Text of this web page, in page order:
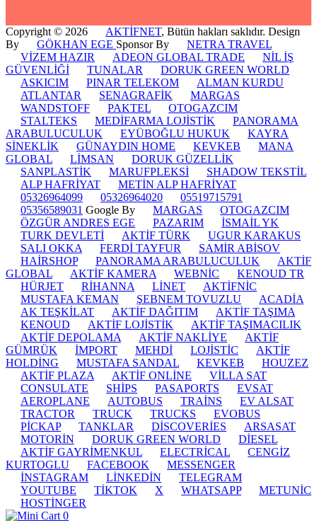
Copyright © 2026 AKTİFNET, Bütün hakları saklıdır. Design
By
GÖKHAN EGE Sponsor By
NETRA TRAVEL
VİZEM HAZIR
ADEON GLOBAL TRADE
NİL İŞ
GÜVENLİĞİ
TUNALAR
DORUK GREEN WORLD
ASKICIM
PINAR TELEKOM
ALMAN KURDU
ATLANTAR
SENAGRAFİK
MARGAS
WANDSTOFF
PAKTEL
OTOGAZCIM
STALTEKS
MEDİFARMA LOJİSTİK
PANORAMA
ARABULUCULUK
EYÜBOĞLU HUKUK
KAYRA
SİNEKLİK
GÜNAYDIN HOME KEVKEB
MANA
GLOBAL
LİMSAN
DORUK GÜZELLİK
SANPLASTİK
MARUFPLEKSİ
SHADOW TEKSTİL
ALP HAFRİYAT
METİN ALP HAFRİYAT
05326964099
05326964020
05519715791
05356589031 Google By MARGAS
OTOGAZCIM
ÖZGÜR ANDRES EGE
PAZARIM
İSMAİL YK
TURK DEVLETİ
AKTİF TÜRK
UGUR KARAKUS
SALI OKKA
FERDİ TAYFUR
SAMİR ABİSOV
HAİRSHOP
PANORAMA ARABULUCULUK
AKTİF
GLOBAL
AKTİF KAMERA WEBNİC
KENOUD TR
HÜRJET
RİHANNA LİNET
AKTİFNİC
MUSTAFA KEMAN
ŞEBNEM TOVUZLU
ACADİA
AK TEŞKİLAT
AKTİF DAĞITIM
AKTİF TAŞIMA
KENOUD
AKTİF LOJİSTİK
AKTİF TAŞIMACILIK
AKTİF DEPOLAMA
AKTİF NAKLİYE
AKTİF
GÜMRÜK
İMPORT MEHDİ LOJİSTİC
AKTİF
HOLDİNG
MUSTAFA SANDAL KEVKEB
HOUZEZ
AKTİF PLAZA
AKTİF ONLİNE
VİLLA SAT
CONSULATE
SHİPS PASAPORTS
EVSAT
AEROPLANE
AUTOBUS TRAİNS
EV ALSAT
TRACTOR
TRUCK TRUCKS
EVOBUS
PİCKAP
TANKLAR DİSCOVERİES
ARSASAT
MOTORİN
DORUK GREEN WORLD
DİESEL
AKTİF GAYRİMENKUL
ELECTRİCAL
CENGİZ
KURTOGLU
FACEBOOK
MESSENGER
İNSTAGRAM
LİNKEDİN
TELEGRAM
YOUTUBE
TİKTOK X WHATSAPP
METUNİC
HOSTİNGER
0